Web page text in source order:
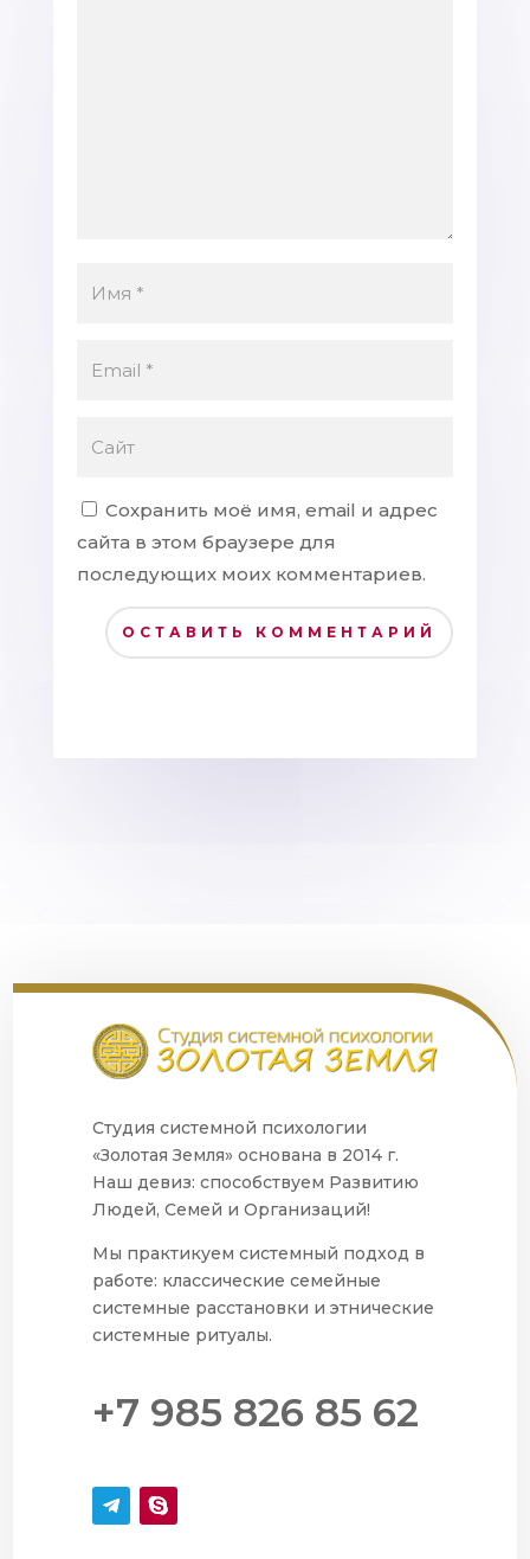
Сохранить моё имя, email и адрес
сайта в этом браузере для
последующих моих комментариев.
ОСТАВИТЬ КОММЕНТАРИЙ
Студия системной психологии
«Золотая Земля» основана в 2014 г.
Наш девиз: способствуем Развитию
Людей, Семей и Организаций!
Мы практикуем системный подход в
работе: классические семейные
системные расстановки и этнические
системные ритуалы.
+7 985 826 85 62